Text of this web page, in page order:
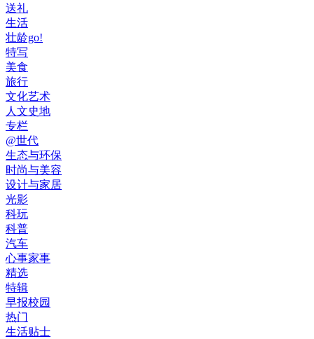
送礼
生活
壮龄go!
特写
美食
旅行
文化艺术
人文史地
专栏
@世代
生态与环保
时尚与美容
设计与家居
光影
科玩
科普
汽车
心事家事
精选
特辑
早报校园
热门
生活贴士